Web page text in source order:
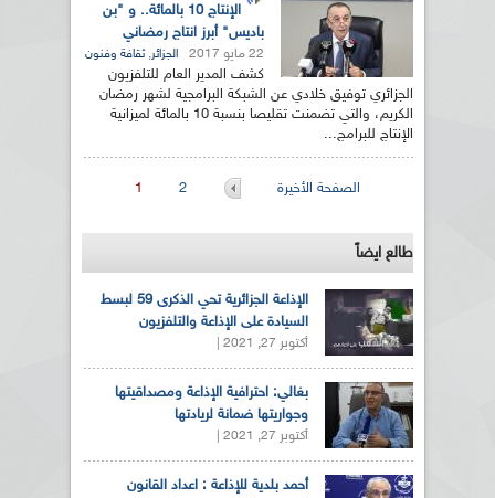
الإنتاج 10 بالمائة.. و "بن
باديس" أبرز انتاج رمضاني
22 مايو 2017 الجزائر,ثقافة وفنون
كشف المدير العام للتلفزيون
الجزائري توفيق خلادي عن الشبكة البرامجية لشهر رمضان
الكريم، والتي تضمنت تقليصا بنسبة 10 بالمائة لميزانية
الإنتاج للبرامج...
الصفحات 1 2 الصفحة الأخيرة
طالع ايضاً
الإذاعة الجزائرية تحي الذكرى 59 لبسط
السيادة على الإذاعة والتلفزيون
أكتوبر 27, 2021 |
بغالي: احترافية الإذاعة ومصداقيتها
وجواريتها ضمانة لريادتها
أكتوبر 27, 2021 |
أحمد بلدية للإذاعة : اعداد القانون